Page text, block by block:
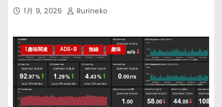
1月 9, 2026 Rurineko
1.趣味関連 ADS-B 無線 趣味